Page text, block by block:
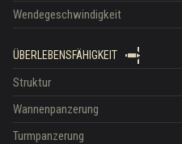
Wendegeschwindigkeit
ÜBERLEBENSFÄHIGKEIT
Struktur
Wannenpanzerung
Turmpanzerung